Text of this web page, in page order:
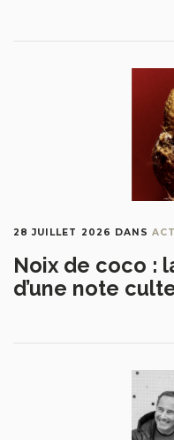
28 JUILLET 2026 DANS
Noix de coco :
d’une note